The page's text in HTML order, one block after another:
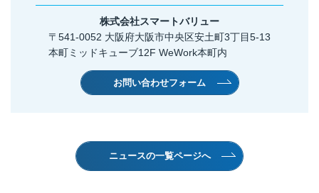
株式会社スマートバリュー
〒541-0052 大阪府大阪市中央区安土町3丁目5-13
本町ミッドキューブ12F WeWork本町内
お問い合わせフォーム
ニュースの一覧ページへ